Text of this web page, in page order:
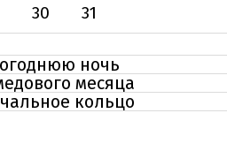
30 31
ночь
месяца
кольцо